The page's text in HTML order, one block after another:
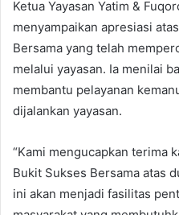
Ketua Yayasan Yatim &
menyampaikan apresiasi
Bersama yang telah
melalui yayasan. Ia menilai
membantu pelayanan
dijalankan yayasan.
“Kami mengucapkan terima
Bukit Sukses Bersama atas
ini akan menjadi fasilitas